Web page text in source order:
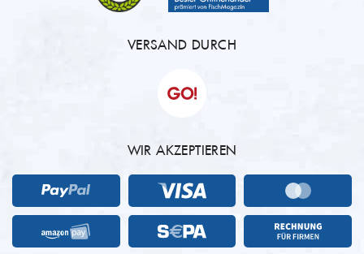
VERSAND DURCH
WIR AKZEPTIEREN